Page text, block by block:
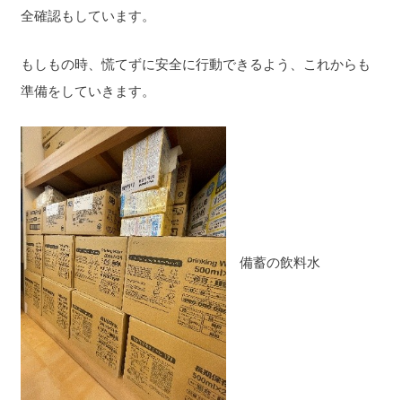
全確認もしています。
もしもの時、慌てずに安全に行動できるよう、これからも
準備をしていきます。
備蓄の飲料水